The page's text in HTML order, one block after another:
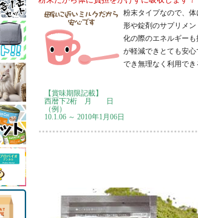
粉末タイプなので、
形や錠剤のサプリメ
化の際のエネルギー
が軽減できとても安
でき無理なく利用でき
【賞味期限記載】
西暦下2桁 月 日
（例）
10.1.06 ～ 2010年1月06日